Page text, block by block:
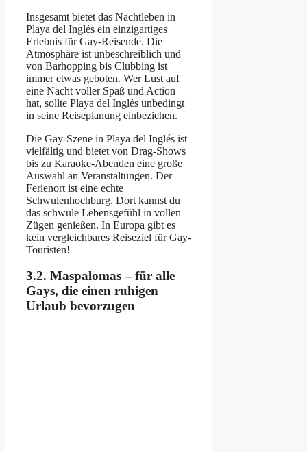
Insgesamt bietet das Nachtleben in
Playa del Inglés ein einzigartiges
Erlebnis für Gay-Reisende. Die
Atmosphäre ist unbeschreiblich und
von Barhopping bis Clubbing ist
immer etwas geboten. Wer Lust auf
eine Nacht voller Spaß und Action
hat, sollte Playa del Inglés unbedingt
in seine Reiseplanung einbeziehen.
Die Gay-Szene in Playa del Inglés ist
vielfältig und bietet von Drag-Shows
bis zu Karaoke-Abenden eine große
Auswahl an Veranstaltungen. Der
Ferienort ist eine echte
Schwulenhochburg. Dort kannst du
das schwule Lebensgefühl in vollen
Zügen genießen. In Europa gibt es
kein vergleichbares Reiseziel für Gay-
Touristen!
3.2. Maspalomas – für alle
Gays, die einen ruhigen
Urlaub bevorzugen